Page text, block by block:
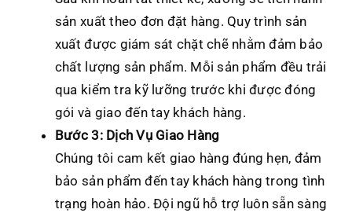
sản xuất theo đơn đặt hàng. Quy trình sản
xuất được giám sát chặt chẽ nhằm đảm bảo
chất lượng sản phẩm. Mỗi sản phẩm đều trải
qua kiểm tra kỹ lưỡng trước khi được đóng
gói và giao đến tay khách hàng.
Bước 3: Dịch Vụ Giao Hàng
Chúng tôi cam kết giao hàng đúng hẹn, đảm
bảo sản phẩm đến tay khách hàng trong tình
trạng hoàn hảo. Đội ngũ hỗ trợ luôn sẵn sàng